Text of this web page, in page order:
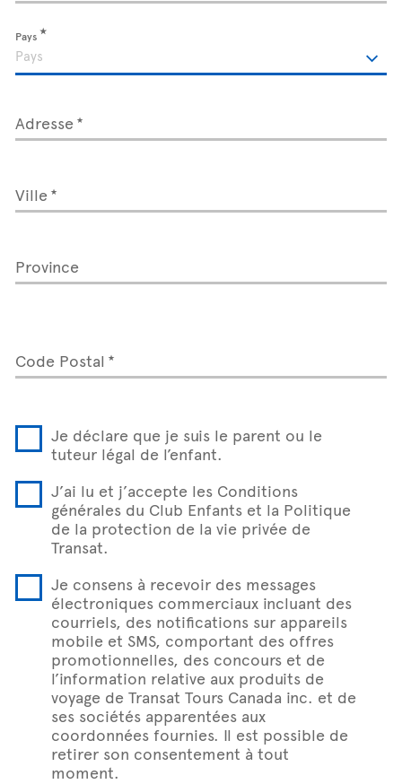
Pays
Adresse
Ville
Province
Code Postal
Je déclare que je suis le parent ou le
tuteur légal de l’enfant.
J’ai lu et j’accepte les Conditions
générales du Club Enfants et la Politique
de la protection de la vie privée de
Transat.
Je consens à recevoir des messages
électroniques commerciaux incluant des
courriels, des notifications sur appareils
mobile et SMS, comportant des offres
promotionnelles, des concours et de
l’information relative aux produits de
voyage de Transat Tours Canada inc. et de
ses sociétés apparentées aux
coordonnées fournies. Il est possible de
retirer son consentement à tout
moment.